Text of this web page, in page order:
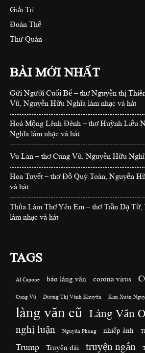
Giải Trí
Đoàn Thể
Thư Quán
BÀI MỚI NHẤT
Gửi Người Cuối Bể – thơ Nguyễn thị
Vũ, Nguyễn Hữu Nghĩa làm nhạc và hát
Hoá Mộng Lênh Đênh – thơ Huỳnh Liễu
Nghĩa làm nhạc và hát
Vu Lan – thơ Cung Vũ, Nguyễn Hữu
Hoa Tuyết – thơ Đỗ Quý Toàn, Nguyễn
và hát
Thủa Làm Thơ Yêu Em – thơ Trần Dạ
làm nhạc và hát
TAGS
Al Capone báo làng văn corona virus
Cung Vũ Dương Thị Vành Khuyên Kim Xuân
làng văn cũ Làng Văn
nghị luận Nguyên Phong nhiếp ảnh
Trump Truyện dài truyện ngắn